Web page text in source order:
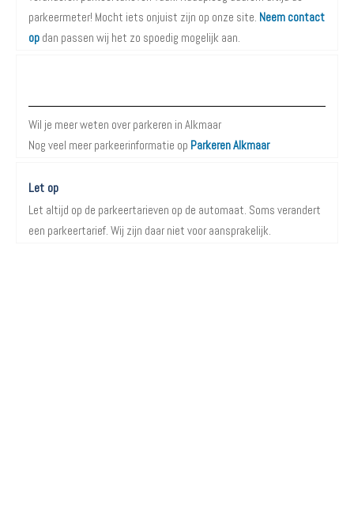
parkeermeter! Mocht iets onjuist zijn op onze site. Neem contact
op dan passen wij het zo spoedig mogelijk aan.
Wil je meer weten over parkeren in Alkmaar
Nog veel meer parkeerinformatie op Parkeren Alkmaar
Let op
Let altijd op de parkeertarieven op de automaat. Soms verandert
een parkeertarief. Wij zijn daar niet voor aansprakelijk.